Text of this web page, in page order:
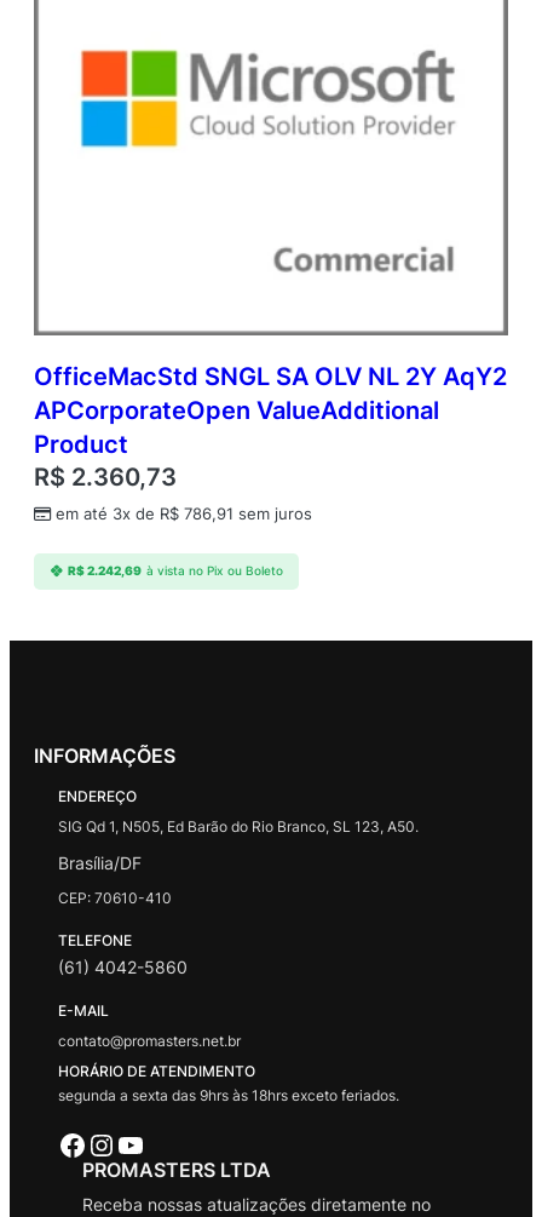
OfficeMacStd SNGL SA OLV NL 2Y AqY2
APCorporateOpen ValueAdditional
Product
R$ 2.360,73
em até 3x de R$ 786,91 sem juros
R$2.242,69 à vista no Pix ou Boleto
INFORMAÇÕES
ENDEREÇO
SIG Qd 1, N505, Ed Barão do Rio Branco, SL 123, A50.
Brasília/DF
CEP: 70610-410
TELEFONE
(61) 4042-5860
E-MAIL
contato@promasters.net.br
HORÁRIO DE ATENDIMENTO
segunda a sexta das 9hrs às 18hrs exceto feriados.
Facebook Instagram Youtube
PROMASTERS LTDA
Receba nossas atualizações diretamente no